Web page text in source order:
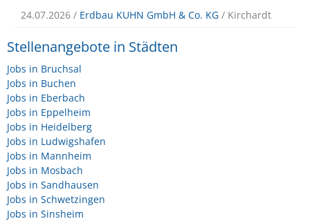
24.07.2026 / Erdbau KUHN GmbH & Co. KG / Kirchardt
Stellenangebote in Städten
Jobs in Bruchsal
Jobs in Buchen
Jobs in Eberbach
Jobs in Eppelheim
Jobs in Heidelberg
Jobs in Ludwigshafen
Jobs in Mannheim
Jobs in Mosbach
Jobs in Sandhausen
Jobs in Schwetzingen
Jobs in Sinsheim